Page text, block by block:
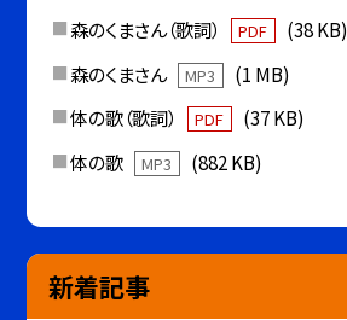
森のくまさん（歌詞）
PDF
(38 KB)
森のくまさん
MP3
(1 MB)
体の歌（歌詞）
PDF
(37 KB)
体の歌
MP3 (882 KB)
新着記事